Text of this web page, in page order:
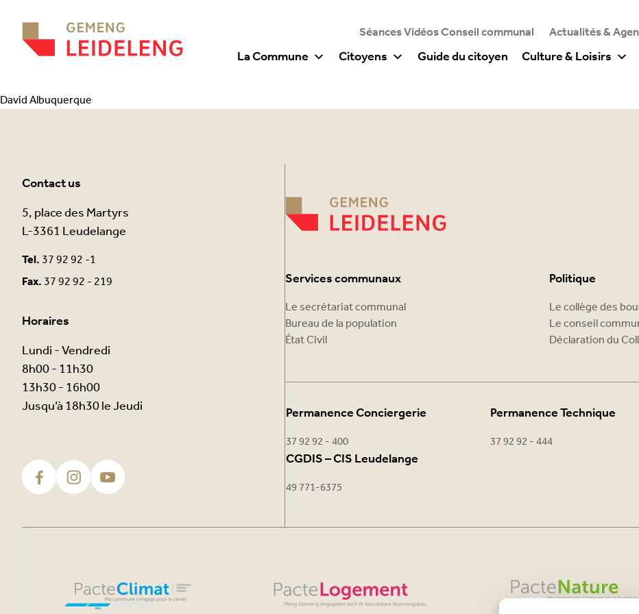
Séances Vidéos Conseil communal Actualités &
La Commune Citoyens Guide du citoyen Culture & Loisirs
David Albuquerque
Contact us
5, place des Martyrs
L-3361 Leudelange
Tel.37 92 92 -1
Fax.37 92 92 - 219
Horaires
Lundi - Vendredi
8h00 - 11h30
13h30 - 16h00
Jusqu’à 18h30 le Jeudi
Services communaux
Le secrétariat communal
Bureau de la population
État Civil
Politique
Le collège des
Le conseil
Déclaration du
Permanence Conciergerie
37 92 92 - 400
Permanence Technique
37 92 92 - 444
CGDIS – CIS Leudelange
49 771-6375